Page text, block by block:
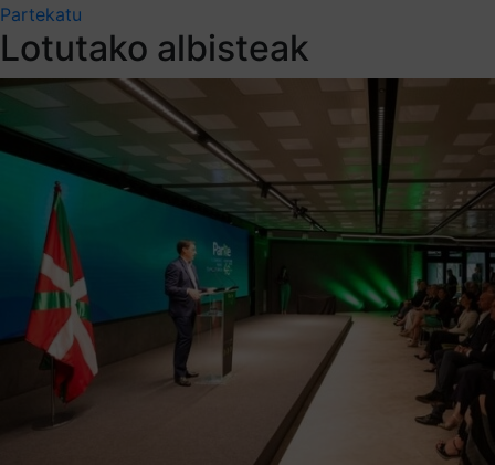
Partekatu
Lotutako albisteak